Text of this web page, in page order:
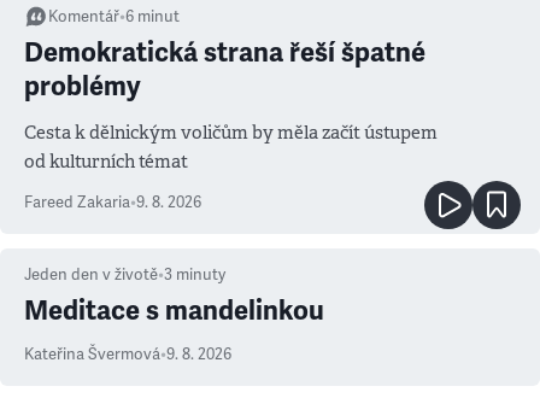
Komentář•6 minut
Demokratická strana řeší špatné
problémy
Cesta k dělnickým voličům by měla začít ústupem
od kulturních témat
Fareed Zakaria•9. 8. 2026
Jeden den v životě•3 minuty
Meditace s mandelinkou
Kateřina Švermová•9. 8. 2026